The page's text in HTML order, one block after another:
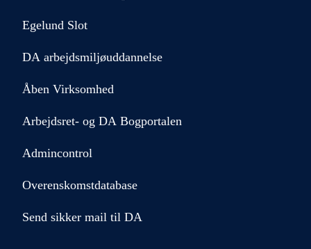
Egelund Slot
DA arbejdsmiljøuddannelse
Åben Virksomhed
Arbejdsret- og DA Bogportalen
Admincontrol
Overenskomstdatabase
Send sikker mail til DA